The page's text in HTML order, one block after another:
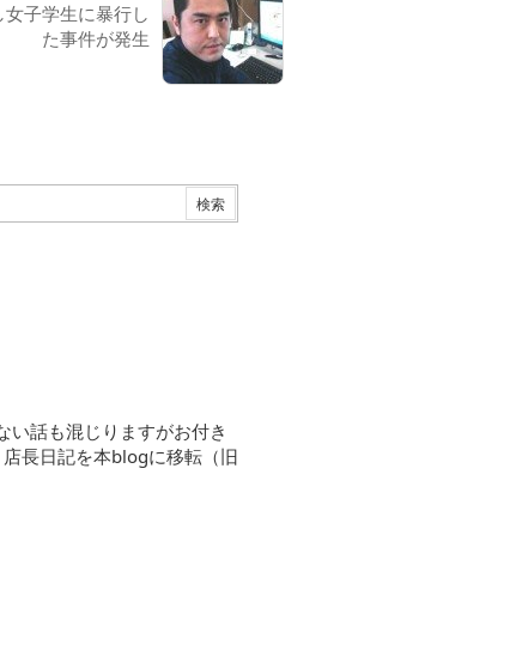
子学生に暴行し
た事件が発生
い話も混じりますがお付き
長日記を本blogに移転（旧